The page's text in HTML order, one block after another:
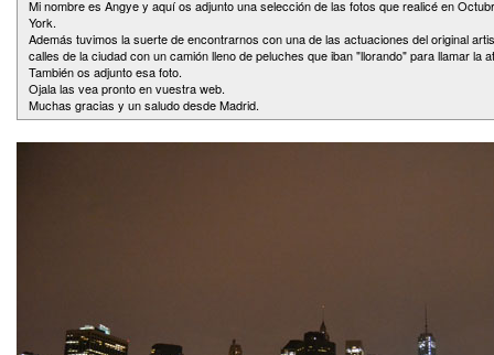
Mi nombre es Angye y aquí os adjunto una selección de las fotos que realicé en
York.
Además tuvimos la suerte de encontrarnos con una de las actuaciones del original
calles de la ciudad con un camión lleno de peluches que iban "llorando" para llamar la
También os adjunto esa foto.
Ojala las vea pronto en vuestra web.
Muchas gracias y un saludo desde Madrid.